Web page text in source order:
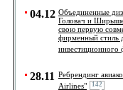
04.12 Объединенные
Головач и
свою первую
фирменный стиль
инвестиционного
28.11 Ребрендинг
Airlines"
142